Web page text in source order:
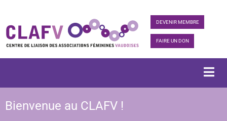
DEVENIR MEMBRE
FAIRE UN DON
Bienvenue au CLAFV !